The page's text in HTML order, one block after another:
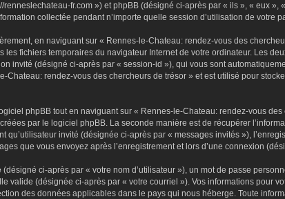
fr.com ») et phpBB (désigné ci-après par « ils », « eux
collectée pendant n’importe quelle session d’utilisation de votre
en naviguant sur « Rennes-le-Chateau: rendez-vous des
fichiers temporaires du navigateur Internet de votre ordinateur. Les
invité (désigné ci-après par « session-id »), qui vous sont
rendez-vous des chercheurs de trésor » et est utilisé pour
phpBB tout en naviguant sur « Rennes-le-Chateau: rendez-vous
par le logiciel phpBB. La seconde manière est de récupérer
qu’utilisateur invité (désignée ci-après par « messages invités »),
que vous envoyez après l’enregistrement et lors d’une connexion
ci-après par « votre nom d’utilisateur »), un mot de passe
valide (désignée ci-après par « votre courriel »). Vos informations pour
des données applicables dans le pays qui nous héberge. Toute